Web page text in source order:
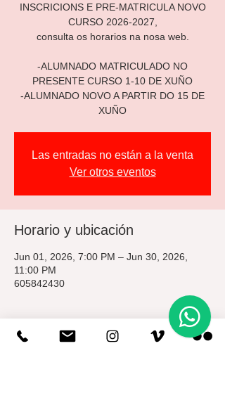
INSCRICIONS E PRE-MATRICULA NOVO
CURSO 2026-2027,
consulta os horarios na nosa web.
-ALUMNADO MATRICULADO NO
PRESENTE CURSO 1-10 DE XUÑO
-ALUMNADO NOVO A PARTIR DO 15 DE
XUÑO
Las entradas no están a la venta
Ver otros eventos
Horario y ubicación
Jun 01, 2026, 7:00 PM – Jun 30, 2026,
11:00 PM
605842430